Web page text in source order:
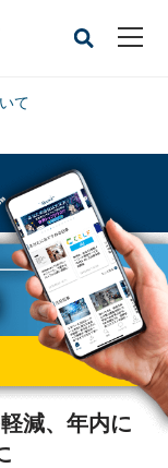
て
米アパレル販売1位に
減、年内に